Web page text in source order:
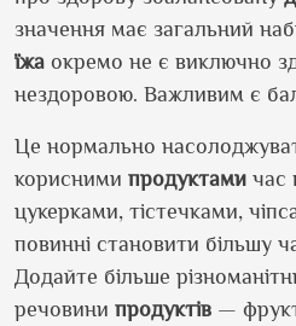
значення має загальний
їжа окремо не є виключно
нездоровою. Важливим є
Це нормально
корисними продуктами час
цукерками, тістечками,
повинні становити більшу
Додайте більше
речовини продуктів —